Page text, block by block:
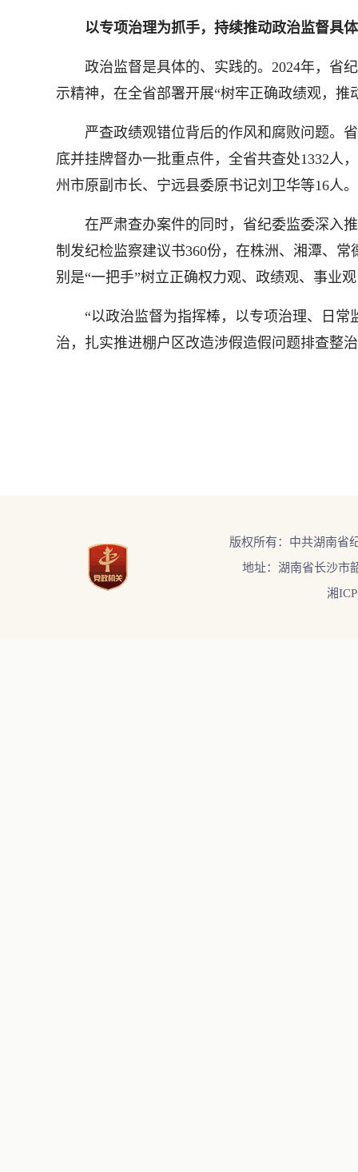
以专项治理为抓手，持续推动政治监督具
政治监督是具体的、实践的。2024年，省纪
示精神，在全省部署开展“树牢正确政绩观，
严查政绩观错位背后的作风和腐败问题。省
底并挂牌督办一批重点件，全省共查处1332人
州市原副市长、宁远县委原书记刘卫华等16人。
在严肃查办案件的同时，省纪委监委深入推
制发纪检监察建议书360份，在株洲、湘潭、
别是“一把手”树立正确权力观、政绩观、事业
“以政治监督为指挥棒，以专项治理、日常
治，扎实推进棚户区改造涉假造假问题排查整
版权所有：中共湖南省
地址：湖南省长沙市
湘